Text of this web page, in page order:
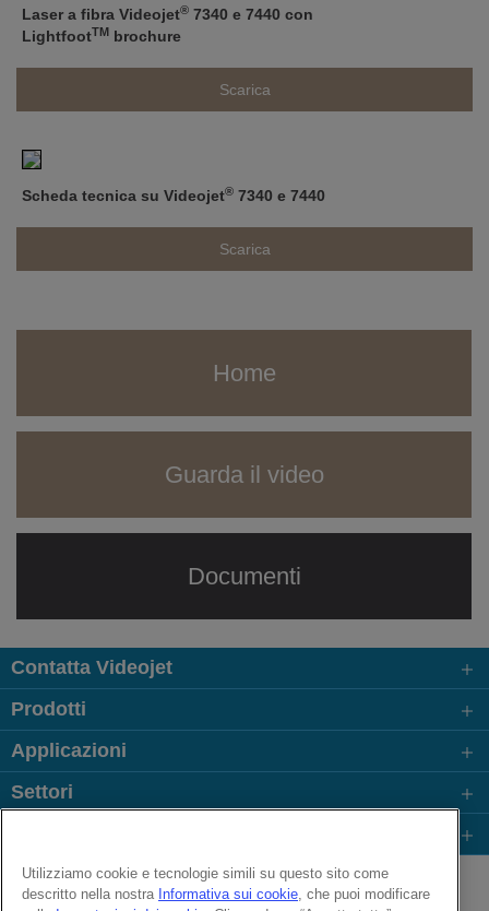
Laser a fibra Videojet® 7340 e 7440 con
LightfootTM brochure
Scarica
Scheda tecnica su Videojet® 7340 e 7440
Scarica
Home
Guarda il video
Documenti
Contatta Videojet
Prodotti
Applicazioni
Settori
Follow us on:
Utilizziamo cookie e tecnologie simili su questo sito come
descritto nella nostra Informativa sui cookie, che puoi modificare